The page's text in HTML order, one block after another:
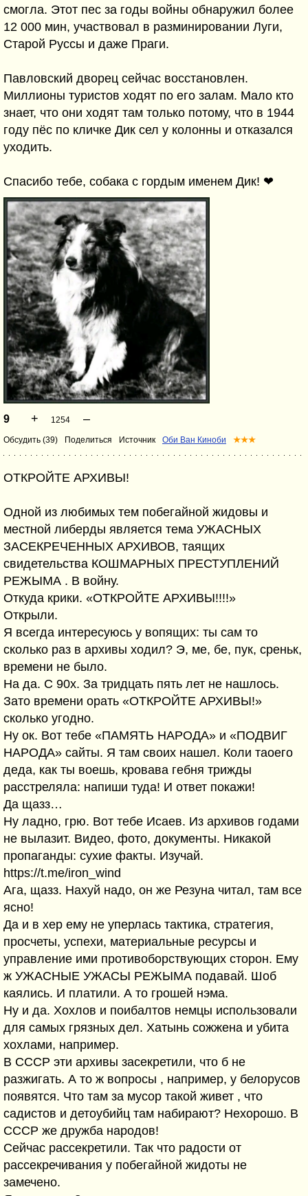
смогла. Этот пес за годы войны обнаружил более
12 000 мин, участвовал в разминировании Луги,
Старой Руссы и даже Праги.
Павловский дворец сейчас восстановлен.
Миллионы туристов ходят по его залам. Мало кто
знает, что они ходят там только потому, что в 1944
году пёс по кличке Дик сел у колонны и отказался
уходить.
Спасибо тебе, собака с гордым именем Дик! ❤
9 + 1254 –
Обсудить (39) Поделиться Источник Оби Ван Киноби ★★★
ОТКРОЙТЕ АРХИВЫ!
Одной из любимых тем побегайной жидовы и
местной либерды является тема УЖАСНЫХ
ЗАСЕКРЕЧЕННЫХ АРХИВОВ, таящих
свидетельства КОШМАРНЫХ ПРЕСТУПЛЕНИЙ
РЕЖЫМА . В войну.
Откуда крики. «ОТКРОЙТЕ АРХИВЫ!!!!»
Открыли.
Я всегда интересуюсь у вопящих: ты сам то
сколько раз в архивы ходил? Э, ме, бе, пук, среньк,
времени не было.
На да. С 90х. За тридцать пять лет не нашлось.
Зато времени орать «ОТКРОЙТЕ АРХИВЫ!»
сколько угодно.
Ну ок. Вот тебе «ПАМЯТЬ НАРОДА» и «ПОДВИГ
НАРОДА» сайты. Я там своих нашел. Коли таоего
деда, как ты воешь, кровава гебня трижды
расстреляла: напиши туда! И ответ покажи!
Да щазз…
Ну ладно, грю. Вот тебе Исаев. Из архивов годами
не вылазит. Видео, фото, документы. Никакой
пропаганды: сухие факты. Изучай.
https://t.me/iron_wind
Ага, щазз. Нахуй надо, он же Резуна читал, там все
ясно!
Да и в хер ему не уперлась тактика, стратегия,
просчеты, успехи, материальные ресурсы и
управление ими противоборствующих сторон. Ему
ж УЖАСНЫЕ УЖАСЫ РЕЖЫМА подавай. Шоб
каялись. И платили. А то грошей нэма.
Ну и да. Хохлов и поибалтов немцы использовали
для самых грязных дел. Хатынь сожжена и убита
хохлами, например.
В СССР эти архивы засекретили, что б не
разжигать. А то ж вопросы , например, у белорусов
появятся. Что там за мусор такой живет , что
садистов и детоубийц там набирают? Нехорошо. В
СССР же дружба народов!
Сейчас рассекретили. Так что радости от
рассекречивания у побегайной жидоты не
замечено.